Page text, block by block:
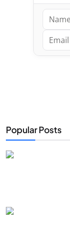
Popular Posts